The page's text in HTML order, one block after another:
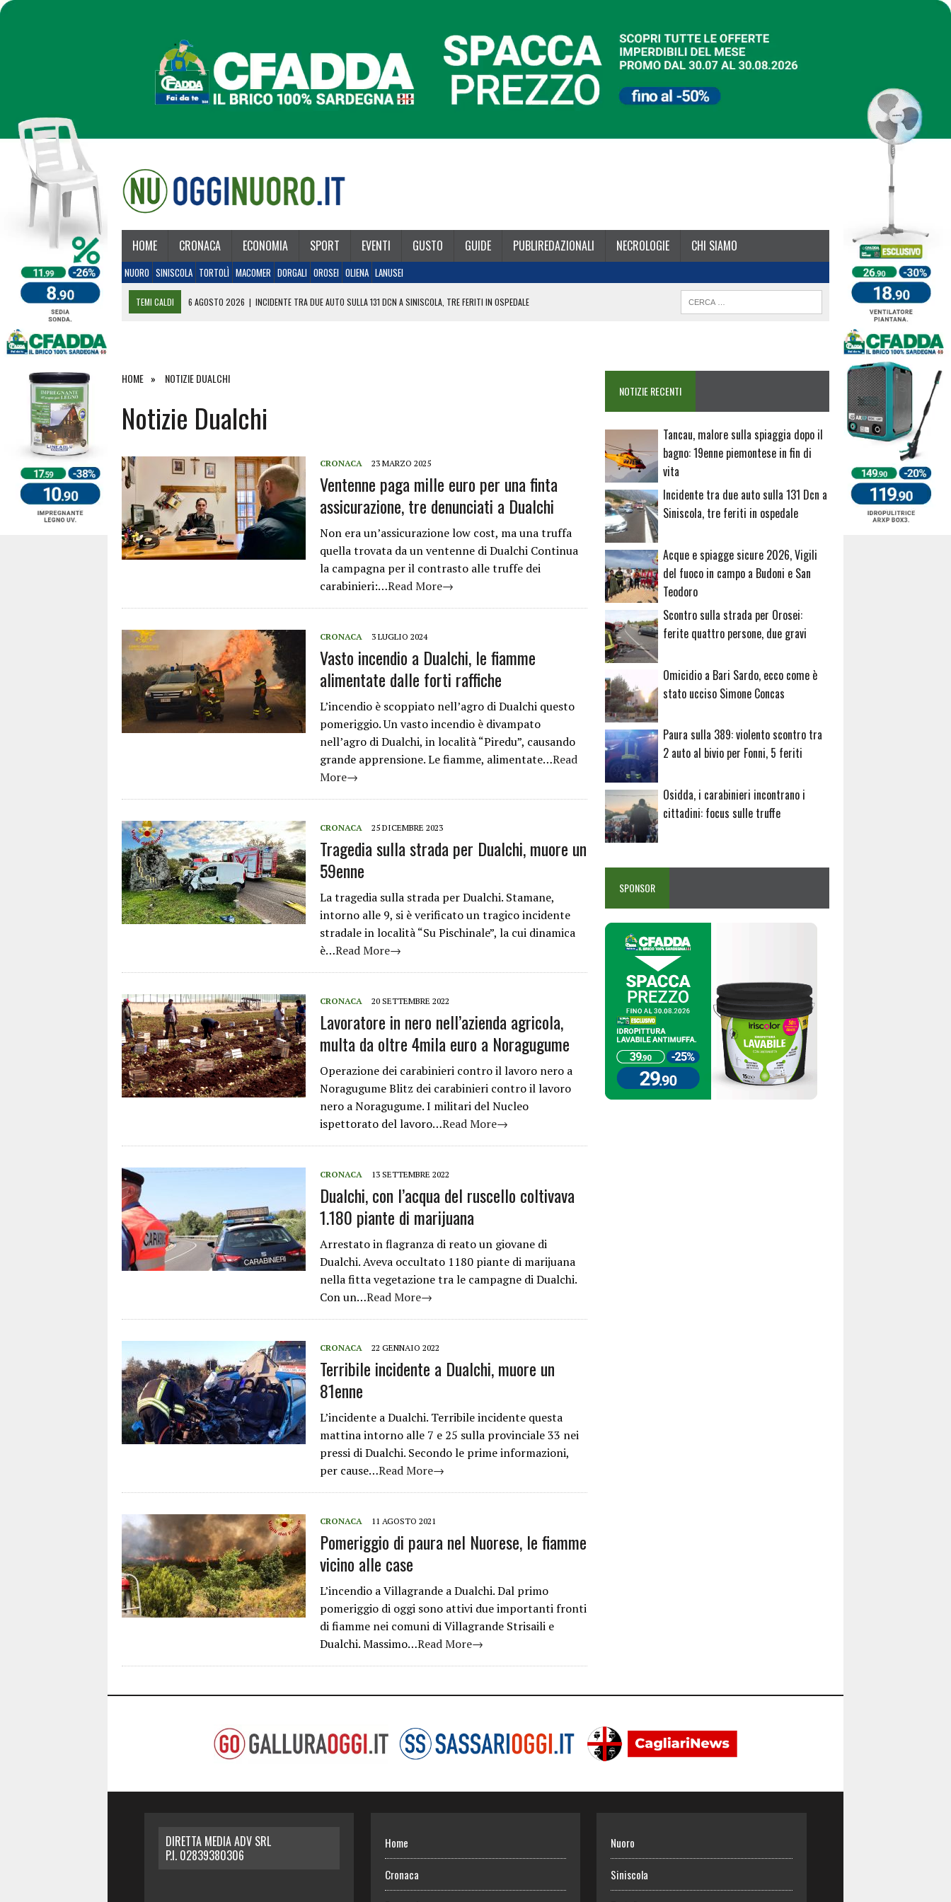
HOME CRONACA ECONOMIA SPORT EVENTI GUSTO GUIDE PUBLIREDAZIONALI NECROLOGIE CHI SIAMO
NUORO SINISCOLA TORTOLÌ MACOMER DORGALI OROSEI OLIENA LANUSEI
TEMI CALDI 6 AGOSTO 2026 | INCIDENTE TRA DUE AUTO SULLA 131 DCN A SINISCOLA, TRE FERITI IN OSPEDALE
27 LUGLIO 2026 | OMICIDIO A BARI SARDO, ECCO COME È STATO UCCISO SIMONE CONCAS
HOME NOTIZIE DUALCHI
Notizie Dualchi
CRONACA 23 MARZO 2025
Ventenne paga mille euro per una finta
assicurazione, tre denunciati a Dualchi
Non era un’assicurazione low cost, ma una truffa
quella trovata da un ventenne di Dualchi Continua
la campagna per il contrasto alle truffe dei
carabinieri:…Read More→
CRONACA 3 LUGLIO 2024
Vasto incendio a Dualchi, le fiamme
alimentate dalle forti raffiche
L’incendio è scoppiato nell’agro di Dualchi questo
pomeriggio. Un vasto incendio è divampato
nell’agro di Dualchi, in località “Piredu”, causando
grande apprensione. Le fiamme, alimentate…Read
More→
CRONACA 25 DICEMBRE 2023
Tragedia sulla strada per Dualchi, muore un
59enne
La tragedia sulla strada per Dualchi. Stamane,
intorno alle 9, si è verificato un tragico incidente
stradale in località “Su Pischinale”, la cui dinamica
è…Read More→
CRONACA 20 SETTEMBRE 2022
Lavoratore in nero nell’azienda agricola,
multa da oltre 4mila euro a Noragugume
Operazione dei carabinieri contro il lavoro nero a
Noragugume Blitz dei carabinieri contro il lavoro
nero a Noragugume. I militari del Nucleo
ispettorato del lavoro…Read More→
CRONACA 13 SETTEMBRE 2022
Dualchi, con l’acqua del ruscello coltivava
1.180 piante di marijuana
Arrestato in flagranza di reato un giovane di
Dualchi. Aveva occultato 1180 piante di marijuana
nella fitta vegetazione tra le campagne di Dualchi.
Con un…Read More→
CRONACA 22 GENNAIO 2022
Terribile incidente a Dualchi, muore un
81enne
L’incidente a Dualchi. Terribile incidente questa
mattina intorno alle 7 e 25 sulla provinciale 33 nei
pressi di Dualchi. Secondo le prime informazioni,
per cause…Read More→
CRONACA 11 AGOSTO 2021
Pomeriggio di paura nel Nuorese, le fiamme
vicino alle case
L’incendio a Villagrande a Dualchi. Dal primo
pomeriggio di oggi sono attivi due importanti fronti
di fiamme nei comuni di Villagrande Strisaili e
Dualchi. Massimo…Read More→
NOTIZIE RECENTI
Tancau, malore sulla spiaggia dopo il
bagno: 19enne piemontese in fin di
vita
Incidente tra due auto sulla 131 Dcn a
Siniscola, tre feriti in ospedale
Acque e spiagge sicure 2026, Vigili
del fuoco in campo a Budoni e San
Teodoro
Scontro sulla strada per Orosei:
ferite quattro persone, due gravi
Omicidio a Bari Sardo, ecco come è
stato ucciso Simone Concas
Paura sulla 389: violento scontro tra
2 auto al bivio per Fonni, 5 feriti
Osidda, i carabinieri incontrano i
cittadini: focus sulle truffe
SPONSOR
DIRETTA MEDIA ADV SRL
P.I. 02839380306
Home
Cronaca
Nuoro
Siniscola